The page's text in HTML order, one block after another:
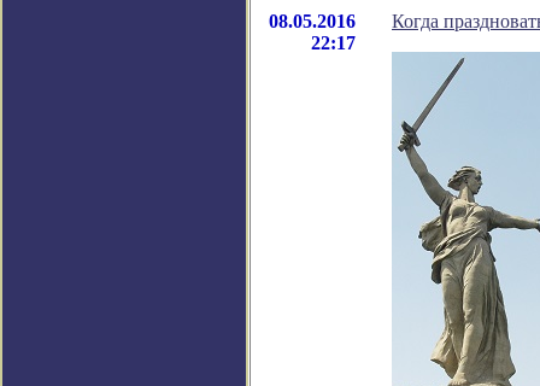
08.05.2016
22:17
Когда